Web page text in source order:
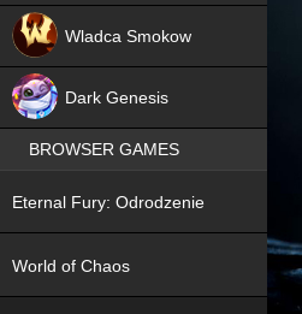
Wladca Smokow
Dark Genesis
BROWSER GAMES
Eternal Fury: Odrodzenie
World of Chaos
NEW